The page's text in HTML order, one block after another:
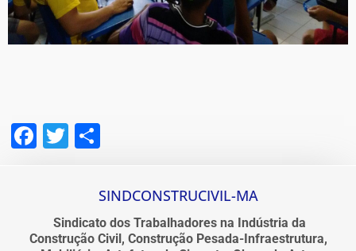
Facebook
Twitter
SINDCONSTRUCIVIL-MA
Sindicato dos Trabalhadores na Indústria da
Construção Civil, Construção Pesada-Infraestrutura,